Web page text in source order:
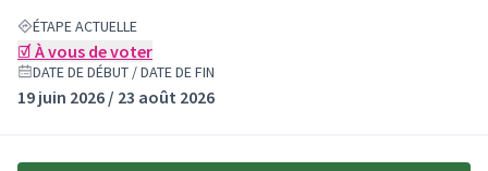
ÉTAPE ACTUELLE
☑️ À vous de voter
DATE DE DÉBUT / DATE DE FIN
19 juin 2026 / 23 août 2026